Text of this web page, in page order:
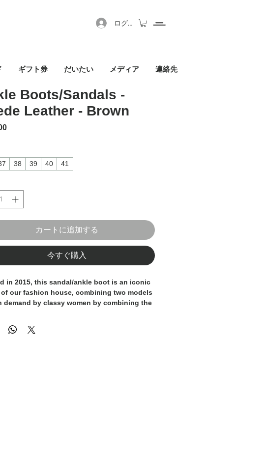
ログイン
ギフト券 だいたい メディア 連絡先
Boots/Sandals -
Leather - Brown
価格
38 39 40 41
カートに追加する
今すぐ購入
in 2015, this sandal/ankle boot is an iconic
of our fashion house, combining two models
demand by classy women by combining the
nappa leather, they add a subtle touch of